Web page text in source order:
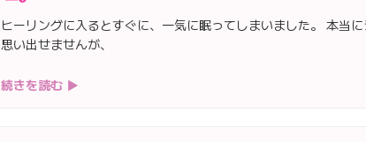
ヒーリングに入るとすぐに、一気に眠ってしまいました。 本当
思い出せませんが、
続きを読む ▶